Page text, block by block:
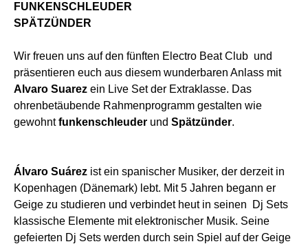
FUNKENSCHLEUDER
SPÄTZÜNDER
Wir freuen uns auf den fünften Electro Beat Club und
präsentieren euch aus diesem wunderbaren Anlass mit
Alvaro Suarez ein Live Set der Extraklasse. Das
ohrenbetäubende Rahmenprogramm gestalten wie
gewohntfunkenschleuder und Spätzünder.
Álvaro Suárez ist ein spanischer Musiker, der derzeit in
Kopenhagen (Dänemark) lebt. Mit 5 Jahren begann er
Geige zu studieren und verbindet heut in seinen Dj Sets
klassische Elemente mit elektronischer Musik. Seine
gefeierten Dj Sets werden durch sein Spiel auf der Geige